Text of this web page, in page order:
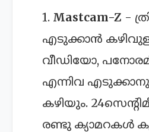
1. Mastcam-Z -
എടുക്കാൻ
വീഡിയോ,
എന്നിവ
കഴിയും.
രണ്ടു ക്യാമറകൾ